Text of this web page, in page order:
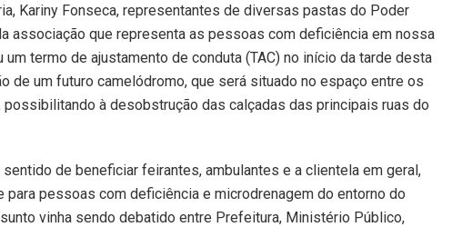
Kariny Fonseca, representantes de diversas pastas do Poder
associação que representa as pessoas com deficiência em nossa
termo de ajustamento de conduta (TAC) no início da tarde desta
de um futuro camelódromo, que será situado no espaço entre os
à desobstrução das calçadas das principais ruas do
de beneficiar feirantes, ambulantes e a clientela em geral,
pessoas com deficiência e microdrenagem do entorno do
vinha sendo debatido entre Prefeitura, Ministério Público,